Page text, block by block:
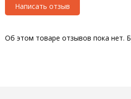
Написать отзыв
Об этом товаре отзывов пока нет.